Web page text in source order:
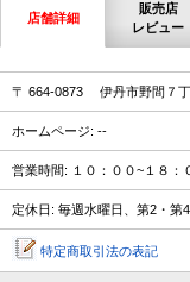
店舗詳細
販売店
レビュー
〒 664-0873 伊丹市野間７丁
ホームページ: --
営業時間: １０：００~１８：
定休日: 毎週水曜日、第2・第
特定商取引法の表記